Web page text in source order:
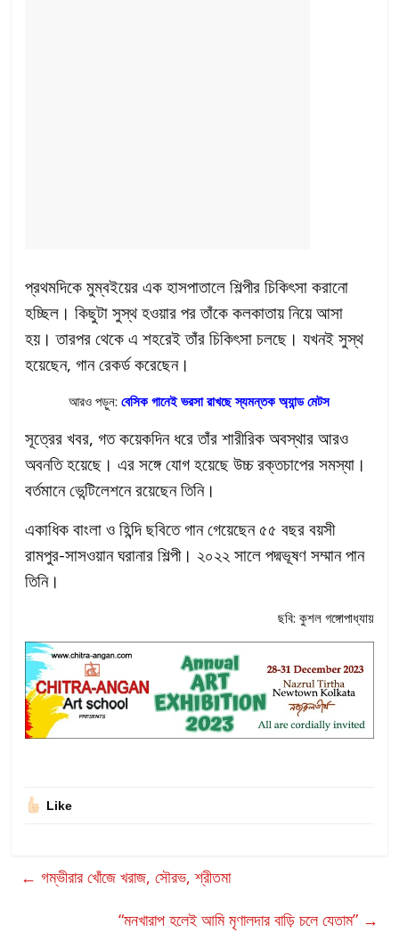
প্রথমদিকে মুম্বইয়ের এক হাসপাতালে শিল্পীর চিকিৎসা করানো
হচ্ছিল। কিছুটা সুস্থ হওয়ার পর তাঁকে কলকাতায় নিয়ে আসা
হয়। তারপর থেকে এ শহরেই তাঁর চিকিৎসা চলছে। যখনই সুস্থ
হয়েছেন, গান রেকর্ড করেছেন।
আরও পড়ুন:বেসিক গানেই ভরসা রাখছে স্যমন্তক অ্যান্ড মেটস
সূত্রের খবর, গত কয়েকদিন ধরে তাঁর শারীরিক অবস্থার আরও
অবনতি হয়েছে। এর সঙ্গে যোগ হয়েছে উচ্চ রক্তচাপের সমস্যা।
বর্তমানে ভেন্টিলেশনে রয়েছেন তিনি।
একাধিক বাংলা ও হিন্দি ছবিতে গান গেয়েছেন ৫৫ বছর বয়সী
রামপুর-সাসওয়ান ঘরানার শিল্পী। ২০২২ সালে পদ্মভূষণ সম্মান পান
তিনি।
ছবি: কুশল গঙ্গোপাধ্যায়
Like
← গম্ভীরার খোঁজে খরাজ, সৌরভ, শ্রীতমা
“মনখারাপ হলেই আমি মৃণালদার বাড়ি চলে যেতাম” →